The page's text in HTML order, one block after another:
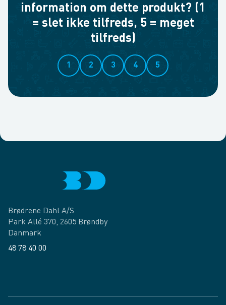
information om dette produkt? (1
= slet ikke tilfreds, 5 = meget
tilfreds)
1 2 3 4 5
Brødrene Dahl A/S
Park Allé 370, 2605 Brøndby
Danmark
48 78 40 00